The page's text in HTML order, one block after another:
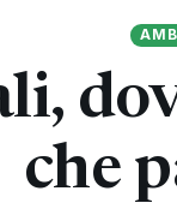
che